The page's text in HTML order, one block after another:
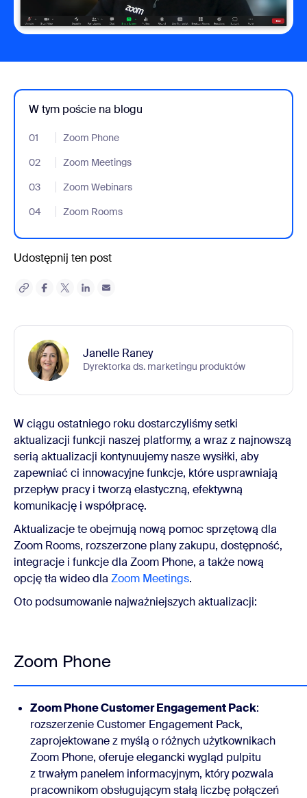
W tym poście na blogu
01 Zoom Phone
- Jumplink to Zoom Phone
02
Zoom Meetings
- Jumplink to Zoom Meetings
03
Zoom Webinars
- Jumplink to Zoom Webinars
04
Zoom Rooms
- Jumplink to Zoom Rooms
Udostępnij ten post
Janelle Raney
Dyrektorka ds. marketingu produktów
W ciągu ostatniego roku dostarczyliśmy setki
aktualizacji funkcji naszej platformy, a wraz z najnowszą
serią aktualizacji kontynuujemy nasze wysiłki, aby
zapewniać ci innowacyjne funkcje, które usprawniają
przepływ pracy i tworzą elastyczną, efektywną
komunikację i współpracę.
Aktualizacje te obejmują nową pomoc sprzętową dla
Zoom Rooms, rozszerzone plany zakupu, dostępność,
integracje i funkcje dla Zoom Phone, a także nową
opcję tła wideo dla Zoom Meetings.
Oto podsumowanie najważniejszych aktualizacji:
Zoom Phone
Zoom Phone Customer Engagement Pack:
rozszerzenie Customer Engagement Pack,
zaprojektowane z myślą o różnych użytkownikach
Zoom Phone, oferuje elegancki wygląd pulpitu
z trwałym panelem informacyjnym, który pozwala
pracownikom obsługującym stałą liczbę połączeń